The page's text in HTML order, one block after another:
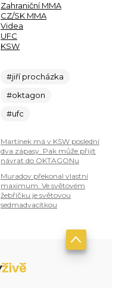
Zahraniční MMA
CZ/SK MMA
Videa
UFC
KSW
#jiří procházka
#oktagon
#ufc
Martínek má v KSW poslední
dva zápasy. Pak může přijít
návrat do OKTAGONu
Muradov překonal vlastní
maximum. Ve světovém
žebříčku je světovou
sedmadvacítkou